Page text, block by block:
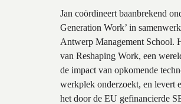
Jan coördineert baanbrekend
Generation Work’ in
Antwerp Management School.
van Reshaping Work, een
de impact van opkomende
werkplek onderzoekt, en levert
het door de EU gefinancierde